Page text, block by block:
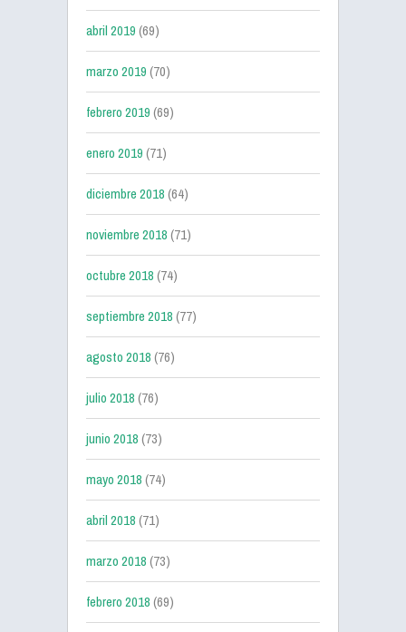
abril 2019(69)
marzo 2019(70)
febrero 2019(69)
enero 2019(71)
diciembre 2018(64)
noviembre 2018(71)
octubre 2018(74)
septiembre 2018(77)
agosto 2018(76)
julio 2018(76)
junio 2018(73)
mayo 2018(74)
abril 2018(71)
marzo 2018(73)
febrero 2018(69)